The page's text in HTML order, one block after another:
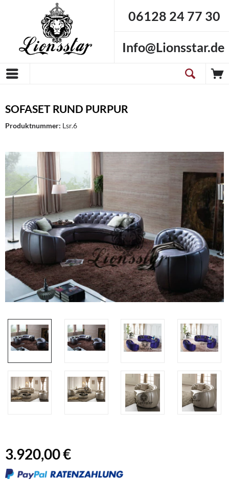
06128 24 77 30
Info@Lionsstar.de
SOFASET RUND PURPUR
Produktnummer: Lsr.6
3.920,00 €